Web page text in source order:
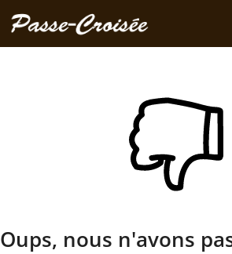
Oups, nous n'avons